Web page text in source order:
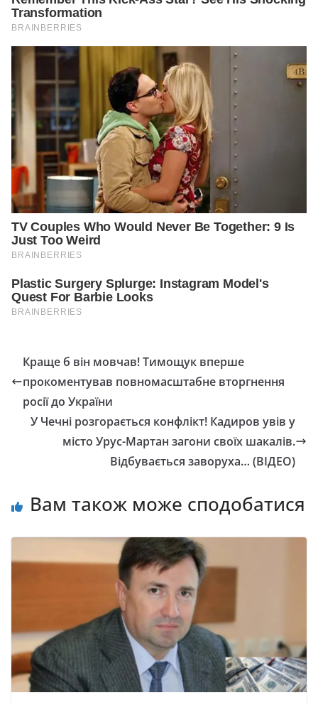
Краще б він мовчав! Тимощук вперше
прокоментував повномасштабне вторгнення
росії до України
У Чечні розгорається конфлікт! Кадиров увів у
місто Урус-Мартан загони своїх шакалів.
Відбувається заворуха… (ВІДЕО)
Вам також може сподобатися